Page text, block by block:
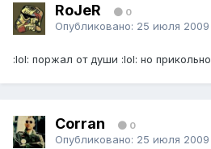
RoJeR 0
Опубликовано: 25 июля 2009
:lol: поржал от души :lol: но прикольно
Corran 0
Опубликовано: 25 июля 2009